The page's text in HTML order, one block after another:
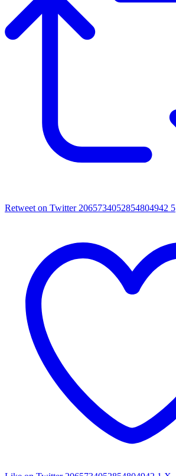
Retweet on Twitter 2065734052854804942 5